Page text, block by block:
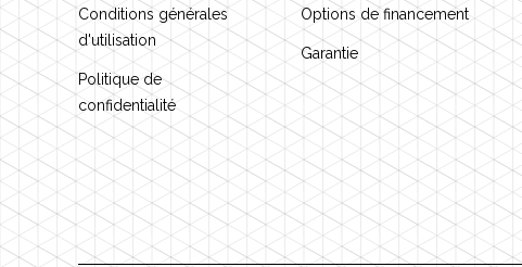
Conditions générales
d'utilisation
Politique de
confidentialité
Options de financement
Garantie